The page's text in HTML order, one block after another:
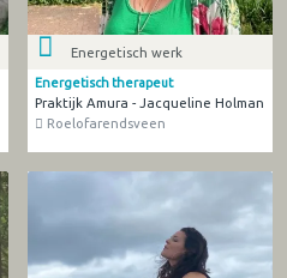
Energetisch werk
Energetisch therapeut
Praktijk Amura - Jacqueline Holman
Roelofarendsveen